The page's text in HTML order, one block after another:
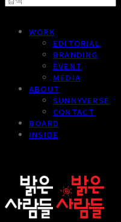
WORK
EDITORIAL
BRANDING
EVENT
MEDIA
ABOUT
SUNNYVERSE
CONTACT
BOARD
INSIDE